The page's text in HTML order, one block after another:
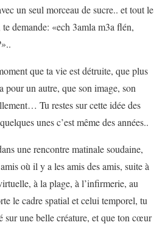
un seul morceau de sucre.. et tout le
demande: «ech 3amla m3a flén,
que ta vie est détruite, que plus
un autre, que son image, son
Tu restes sur cette idée des
unes c’est même des années..
une rencontre matinale soudaine,
où il y a les amis des amis, suite à
à la plage, à l’infirmerie, au
le cadre spatial et celui temporel, tu
sur une belle créature, et que ton cœur